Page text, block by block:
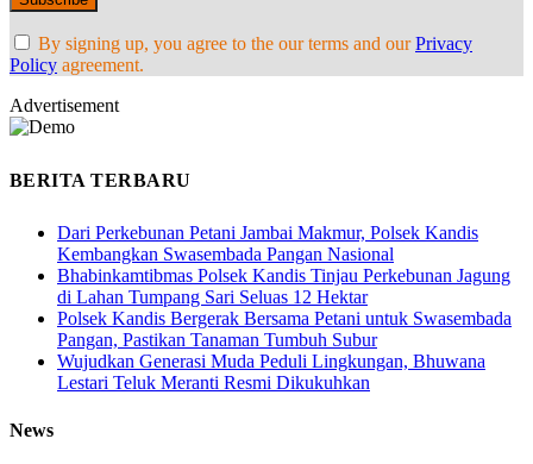
By signing up, you agree to the our terms and ourPrivacy
Policy agreement.
Advertisement
BERITA TERBARU
Dari Perkebunan Petani Jambai Makmur, Polsek Kandis
Kembangkan Swasembada Pangan Nasional
Bhabinkamtibmas Polsek Kandis Tinjau Perkebunan Jagung
di Lahan Tumpang Sari Seluas 12 Hektar
Polsek Kandis Bergerak Bersama Petani untuk Swasembada
Pangan, Pastikan Tanaman Tumbuh Subur
Wujudkan Generasi Muda Peduli Lingkungan, Bhuwana
Lestari Teluk Meranti Resmi Dikukuhkan
News